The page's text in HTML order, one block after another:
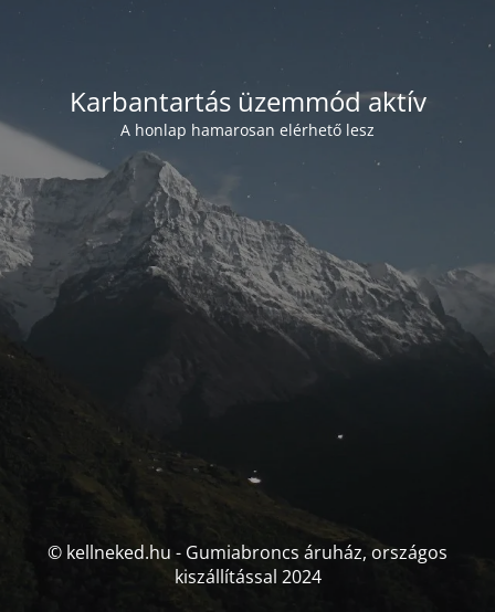
Karbantartás üzemmód aktív
A honlap hamarosan elérhető lesz
© kellneked.hu - Gumiabroncs áruház, országos
kiszállítással 2024